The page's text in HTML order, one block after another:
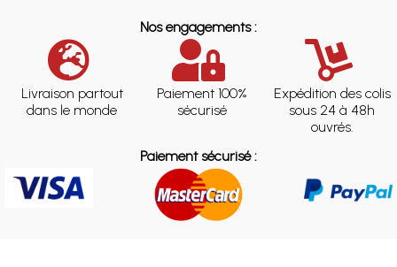
Nos engagements :
Livraison partout
dans le monde
Paiement 100%
sécurisé
Expédition des colis
sous 24 à 48h
ouvrés.
Paiement sécurisé :